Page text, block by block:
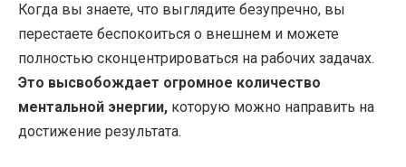
Когда вы знаете, что выглядите безупречно, вы
перестаете беспокоиться о внешнем и можете
полностью сконцентрироваться на рабочих задачах.
Это высвобождает огромное количество
ментальной энергии, которую можно направить на
достижение результата.